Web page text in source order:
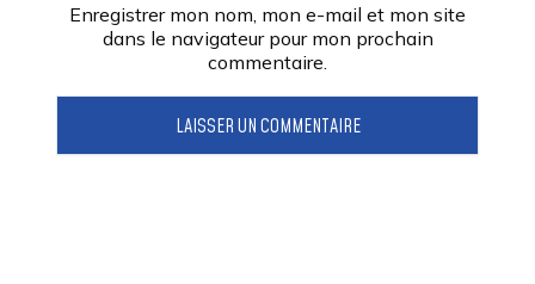
Enregistrer mon nom, mon e-mail et mon site
dans le navigateur pour mon prochain
commentaire.